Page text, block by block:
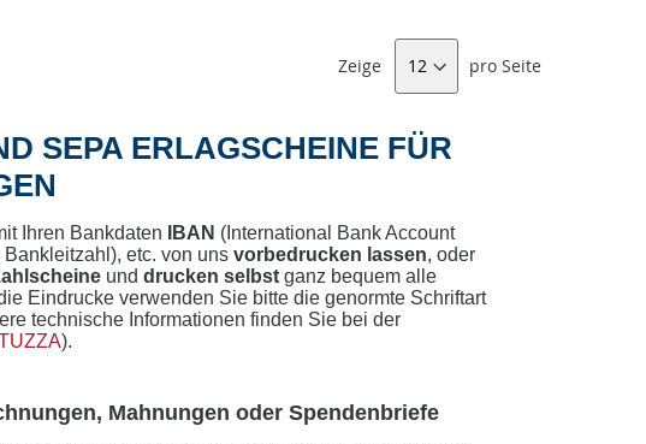
Zeige pro Seite
SEPA ERLAGSCHEINE FÜR
Ihren Bankdaten IBAN (International Bank Account
Bankleitzahl), etc. von unsvorbedrucken lassen, oder
unddrucken selbst ganz bequem alle
Eindrucke verwenden Sie bitte die genormte Schriftart
technische Informationen finden Sie bei der
).
Mahnungen oder Spendenbriefe